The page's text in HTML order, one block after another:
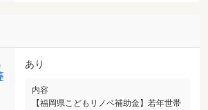
あり
内容
【福岡県こどもリノベ補助金】若年世帯